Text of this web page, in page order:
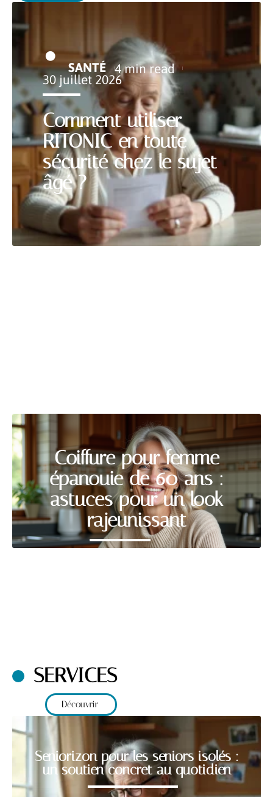
Comment utiliser
RITONIC en toute
sécurité chez le sujet
âgé ?
SANTÉ 4 min read
30 juillet 2026
Coiffure pour femme
épanouie de 60 ans :
astuces pour un look
rajeunissant
SERVICES
Découvrir
Seniorizon pour les seniors isolés :
un soutien concret au quotidien